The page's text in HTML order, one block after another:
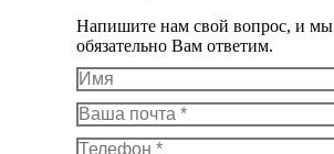
Напишите нам свой вопрос, и мы
обязательно Вам ответим.
Имя
Ваша почта *
Телефон *